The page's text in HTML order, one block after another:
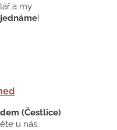
a my
!
(Čestlice)
u nás.